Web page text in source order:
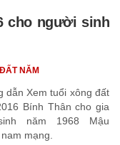
cho người sinh
dẫn Xem tuổi xông đất
Bính Thân cho gia
năm 1968 Mậu
mạng.
NĂM